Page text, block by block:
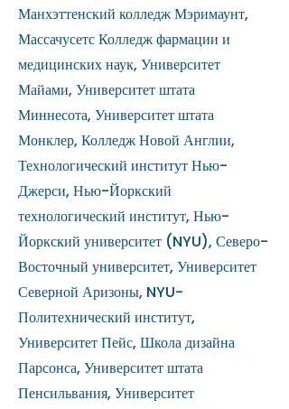
Манхэттенский колледж Мэримаунт,
Массачусетс Колледж фармации и
медицинских наук, Университет
Майами, Университет штата
Миннесота, Университет штата
Монклер, Колледж Новой Англии,
Технологический институт Нью-
Джерси, Нью-Йоркский
технологический институт, Нью-
Йоркский университет (NYU), Северо-
Восточный университет, Университет
Северной Аризоны, NYU-
Политехнический институт,
Университет Пейс, Школа дизайна
Парсонса, Университет штата
Пенсильвания, Университет